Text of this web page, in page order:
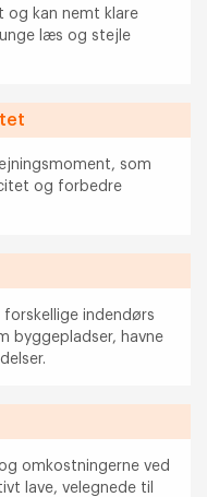
og kan nemt klare
læs og stejle
som
og forbedre
forskellige indendørs
byggepladser, havne
omkostningerne ved
lave, velegnede til